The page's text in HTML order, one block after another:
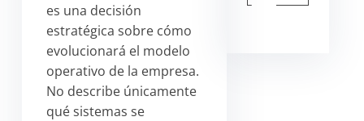
es una decisión
estratégica sobre cómo
evolucionará el modelo
operativo de la empresa.
No describe únicamente
qué sistemas se